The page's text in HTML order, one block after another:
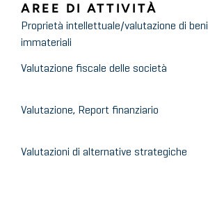
AREE DI ATTIVITÀ
Proprietà intellettuale/valutazione di beni
immateriali
Valutazione fiscale delle società
Valutazione, Report finanziario
Valutazioni di alternative strategiche